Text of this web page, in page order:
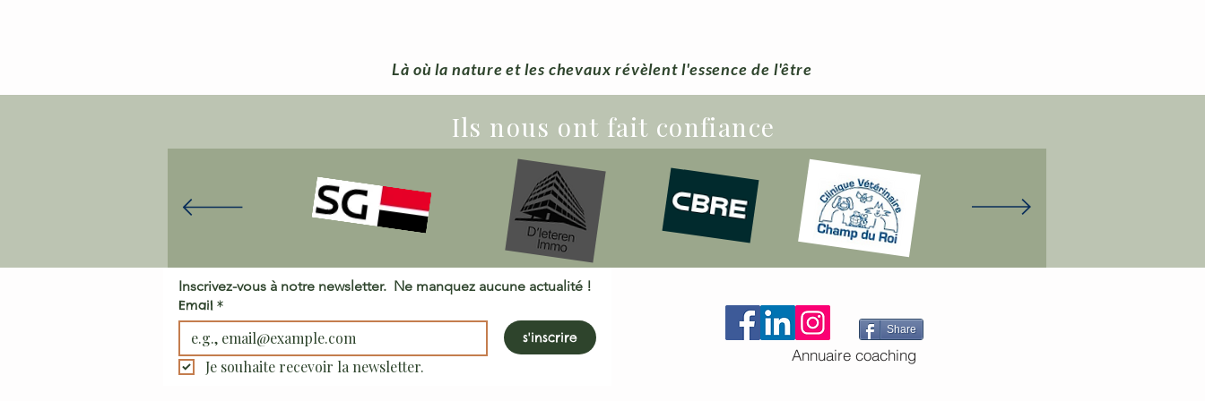
Là où la nature et les chevaux révèlent l'essence de l'être
Ils nous ont fait confiance
Email *
s'inscrire
Je souhaite recevoir la newsletter.
Share
Annuaire coaching